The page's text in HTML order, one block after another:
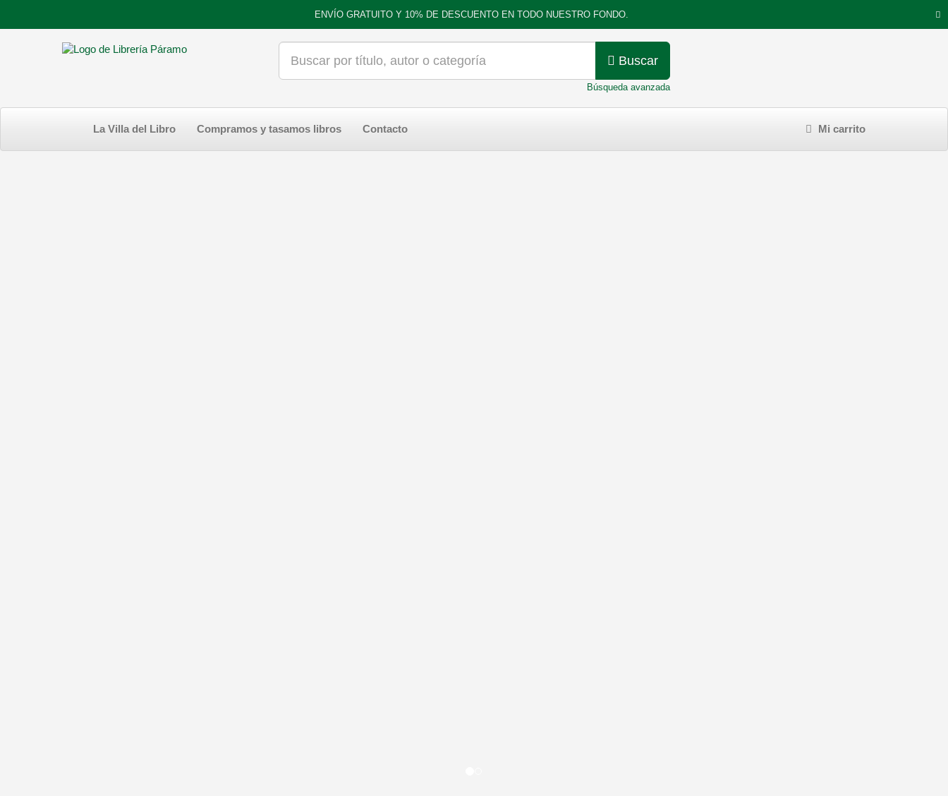
ENVÍO GRATUITO Y 10% DE DESCUENTO EN TODO NUESTRO FONDO.
Buscar
Búsqueda avanzada
La Villa del Libro Compramos y tasamos libros Contacto Mi carrito